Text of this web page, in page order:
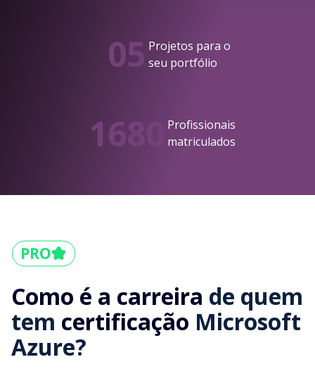
05 Projetos para o
seu portfólio
1680
Profissionais
matriculados
Como é a carreira de quem
tem certificação Microsoft
Azure?